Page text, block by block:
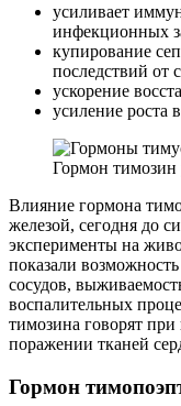
усиливает
инфекционных
купирование
последствий от
ускорение
усиление роста
Гормон тимозин
Влияние гормона
железой, сегодня до
эксперименты на
показали
сосудов,
воспалительных
тимозина говорят
поражении тканей
Гормон